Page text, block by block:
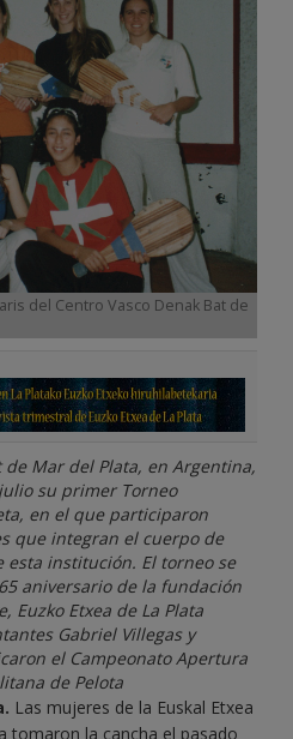
del Centro Vasco Denak Bat de
de Mar del Plata, en Argentina,
su primer Torneo
en el que participaron
que integran el cuerpo de
esta institución. El torneo se
aniversario de la fundación
Euzko Etxea de La Plata
Gabriel Villegas y
el Campeonato Apertura
de Pelota
Las mujeres de la Euskal Etxea
tomaron la cancha el pasado